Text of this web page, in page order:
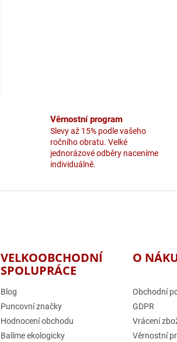
Věrnostní program
Slevy až 15% podle vašeho
ročního obratu. Velké
jednorázové odběry naceníme
individuálně.
VELKOOBCHODNÍ
SPOLUPRÁCE
Blog
Puncovní značky
Hodnocení obchodu
Balíme ekologicky
O
Obchodní
GDPR
Vrácení
Věrnostní